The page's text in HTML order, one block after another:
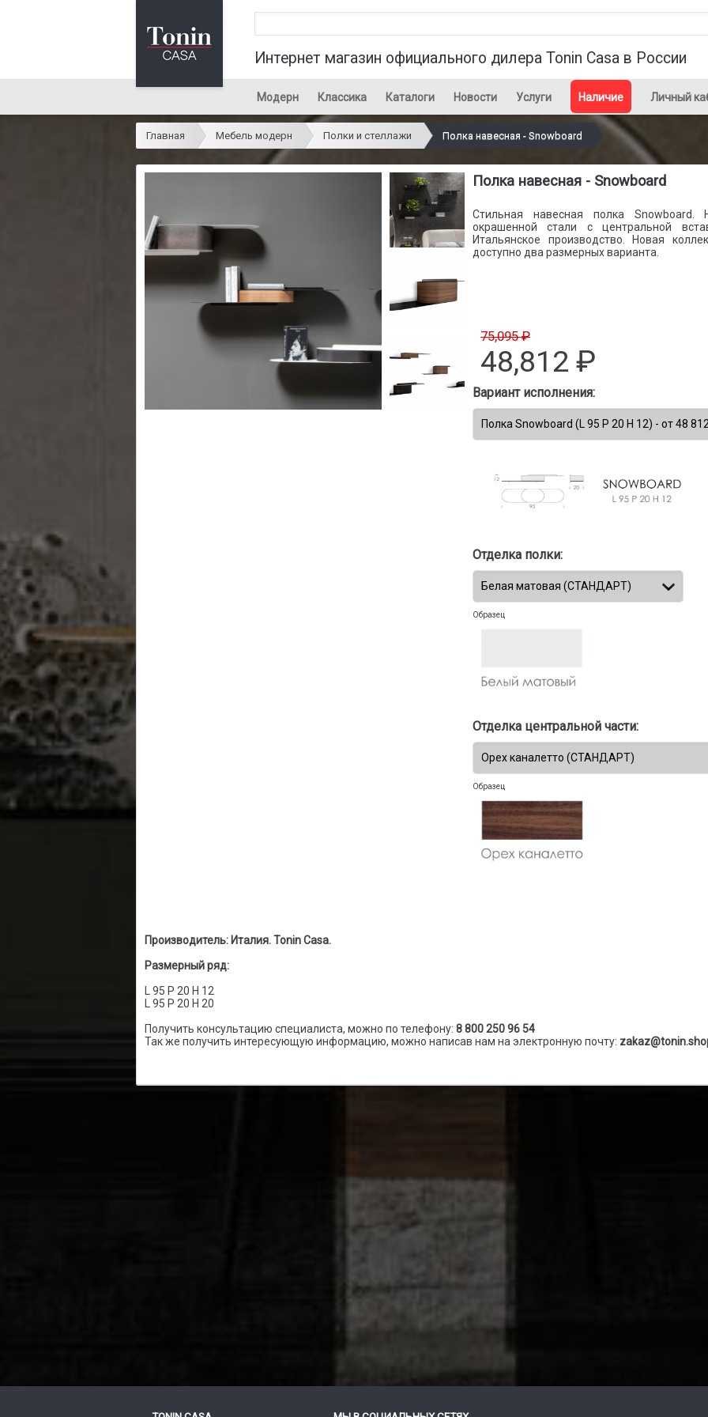
Интернет магазин официального дилера Tonin Casa в России
Модерн Классика Каталоги Новости Услуги Наличие Личный
Главная Мебель модерн Полки и стеллажи Полка навесная - Snowboard
Полка навесная - Snowboard
Стильная навесная полка Snowboard.
окрашенной стали с центральной
Итальянское производство. Новая
доступно два размерных варианта.
75,095 ₽
48,812 ₽
Вариант исполнения:
Отделка полки:
Образец
Отделка центральной части:
Образец
Производитель: Италия. Tonin Casa.
Размерный ряд:
L 95 P 20 H 12
L 95 P 20 H 20
Получить консультацию специалиста, можно по телефону: 8 800 250 96 54
Так же получить интересующую информацию, можно написав нам на электронную почту: